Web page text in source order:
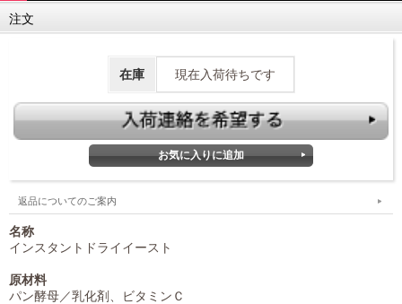
注文
在庫 現在入荷待ちです
返品についてのご案内
名称
インスタントドライイースト
原材料
パン酵母／乳化剤、ビタミンＣ